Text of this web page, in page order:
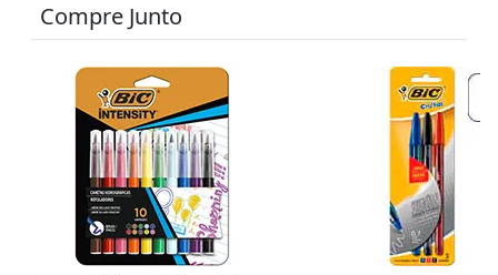
Compre Junto